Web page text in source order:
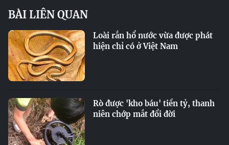
BÀI LIÊN QUAN
Loài rắn hổ nước vừa được phát
hiện chỉ có ở Việt Nam
Rò được 'kho báu' tiền tỷ, thanh
niên chớp mắt đổi đời